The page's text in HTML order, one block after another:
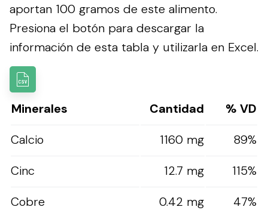
aportan 100 gramos de este alimento.
Presiona el botón para descargar la
información de esta tabla y utilizarla en Excel.
Minerales Cantidad
% VD
Calcio
1160 mg
89%
Cinc
12.7 mg
115%
Cobre
0.42 mg
47%